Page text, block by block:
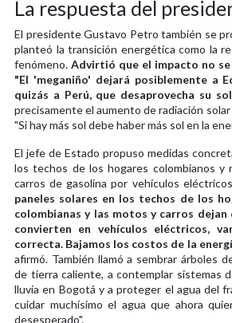
La respuesta del
El presidente Gustavo Petro también se
planteó la transición energética como la
fenómeno. Advirtió que el impacto no
"El 'meganiño' dejará posiblemente a
quizás a Perú, que desaprovecha su
precisamente el aumento de radiación
"Si hay más sol debe haber más sol en la
El jefe de Estado propuso medidas
los techos de los hogares colombianos y
carros de gasolina por vehículos
paneles solares en los techos de los
colombianas y las motos y carros dejan
convierten en vehículos eléctricos,
correcta. Bajamos los costos de la
afirmó. También llamó a sembrar árboles
de tierra caliente, a contemplar sistemas
lluvia en Bogotá y a proteger el agua del
cuidar muchísimo el agua que ahora
desesperado".